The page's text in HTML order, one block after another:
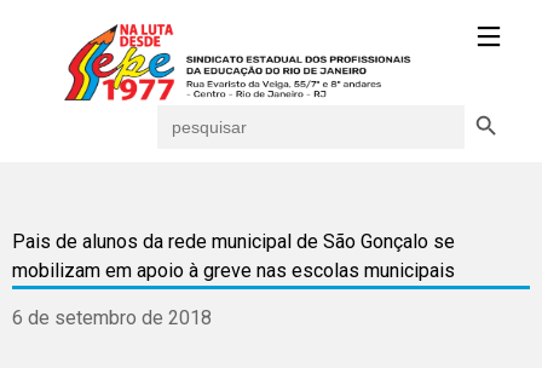
for:
Pais de alunos da rede municipal de São Gonçalo se
mobilizam em apoio à greve nas escolas municipais
6 de setembro de 2018